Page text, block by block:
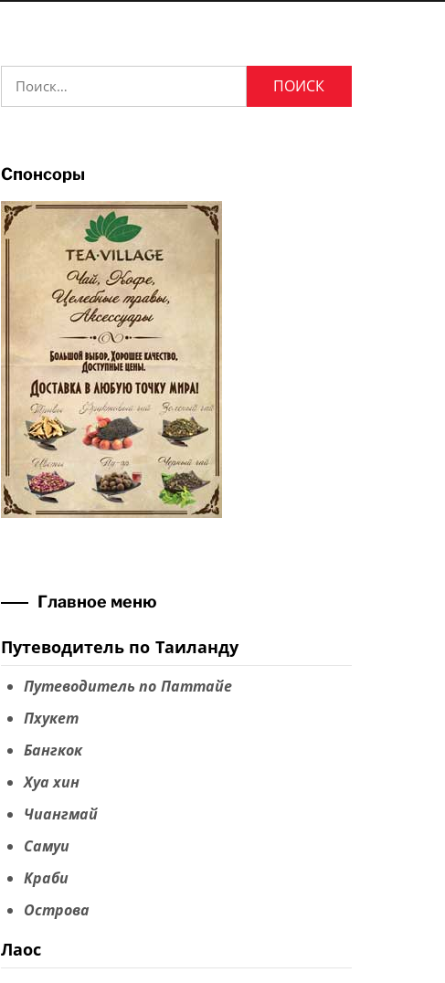
Найти:
Спонсоры
Главное меню
Путеводитель по Таиланду
Путеводитель по Паттайе
Пхукет
Бангкок
Хуа хин
Чиангмай
Самуи
Краби
Острова
Лаос